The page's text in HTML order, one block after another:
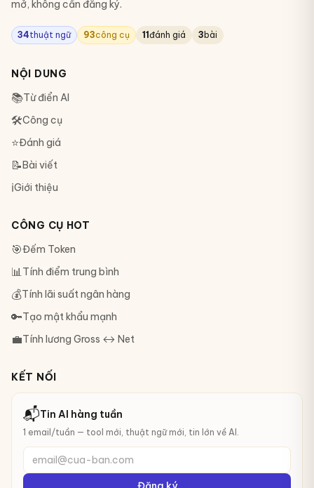
mở, không cần đăng ký.
34thuật ngữ 93công cụ 11đánh giá 3 bài
NỘI DUNG
📚Từ điển AI
🛠Công cụ
⭐Đánh giá
📝Bài viết
ℹ️Giới thiệu
CÔNG CỤ HOT
🎯Đếm Token
📊Tính điểm trung bình
💰Tính lãi suất ngân hàng
🔑Tạo mật khẩu mạnh
💼Tính lương Gross ↔ Net
KẾT NỐI
📬Tin AI hàng tuần
1 email/tuần — tool mới, thuật ngữ mới, tin lớn về AI.
email@cua-ban.com